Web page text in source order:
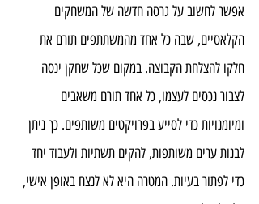
אפשר לחשוב על גרסה חדשה של המשחקים
הקלאסיים, שבה כל אחד מהמשתתפים תורם את
חלקו להצלחת הקבוצה. במקום שכל שחקן ינסה
לצבור נכסים לעצמו, כל אחד תורם משאבים
ומיומנויות כדי לסייע בפרויקטים משותפים. כך ניתן
לבנות ערים משותפות, להקים תשתיות ולעבוד יחד
כדי לפתור בעיות. המטרה היא לא לנצח באופן אישי,